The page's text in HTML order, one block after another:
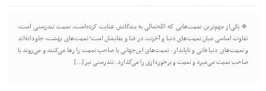
🔹یکی‌از مهم‌ترین نعمت‌هایی که الله‌تعالی به بندگانش عنایت کرده‌است، نعمت تندرستی است،
تفاوت اساسی میان نعمت‌های دنیا و آخرت، در فنا و بقایشان است؛ نعمت‌های بهشت، جاودانه‌اند
و نعمت‌های دنیا فانی و ناپایدار. نعمت‌های این‌جهانی یا صاحبِ نعمت را رها می‌کنند و می‌روند یا
صاحب نعمت می‌میرد و نعمت و برخورداری را می‌گذارد. تندرستی نیز […]